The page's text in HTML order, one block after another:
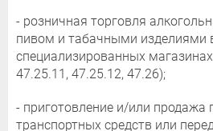
- розничная торговля
пивом и табачными изделиями
специализированных
47.25.11, 47.25.12, 47.26);
- приготовление и/или
транспортных средств или